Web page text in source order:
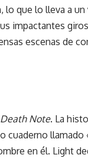
que lo lleva a un
impactantes
escenas de
Death Note. La
cuaderno llamado
en él. Light